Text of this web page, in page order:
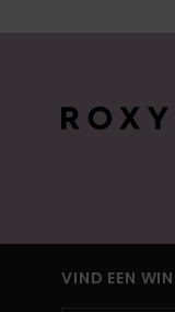
VIND EEN